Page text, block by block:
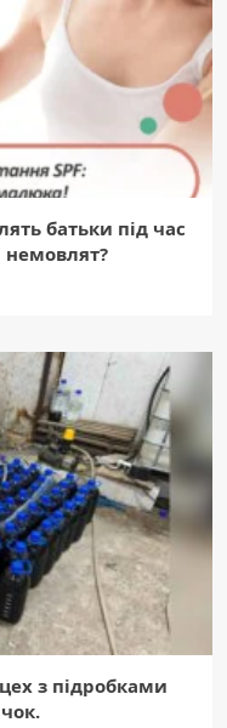
батьки під час
з підробками